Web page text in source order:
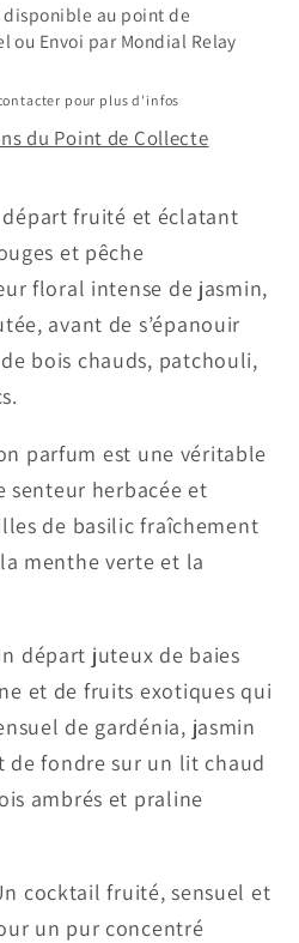
au point de
ou Envoi par Mondial Relay
pour plus d'infos
du Point de Collecte
départ fruité et éclatant
et pêche
floral intense de jasmin,
avant de s’épanouir
bois chauds, patchouli,
parfum est une véritable
senteur herbacée et
de basilic fraîchement
menthe verte et la
départ juteux de baies
et de fruits exotiques qui
de gardénia, jasmin
de fondre sur un lit chaud
ambrés et praline
cocktail fruité, sensuel et
un pur concentré